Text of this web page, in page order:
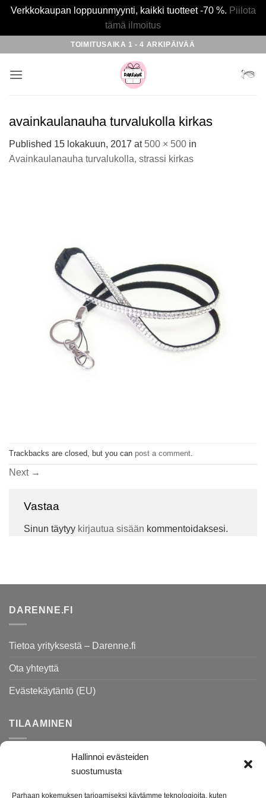
Hallinnoi evästeiden
suostumusta
Parhaan kokemuksen tarjoamiseksi käytämme teknologioita, kuten
Verkkokaupan loppuunmyynti, kaikki tuotteet -70 %. Piilota
tämä ilmoitus
content
TOIMITUSAIKA 1 - 4 ARKIPÄIVÄÄ
avainkaulanauha turvalukolla kirkas
Published 15 lokakuun, 2017 at 500 × 500 in
Avainkaulanauha turvalukolla, strassi kirkas
Trackbacks are closed, but you can post a comment
Next →
Vastaa
Sinun täytyy kirjautua sisään kommentoidaksesi.
DARENNE.FI
Tietoa yrityksestä – Darenne.fi
Ota yhteyttä
Evästekäytäntö (EU)
TILAAMINEN
Rekisteri- ja tietosuojaseloste